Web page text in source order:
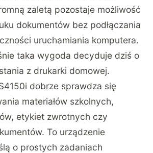
zaletą pozostaje możliwość
dokumentów bez podłączania
uruchamiania komputera.
taka wygoda decyduje dziś o
z drukarki domowej.
dobrze sprawdza się
materiałów szkolnych,
etykiet zwrotnych czy
To urządzenie
o prostych zadaniach